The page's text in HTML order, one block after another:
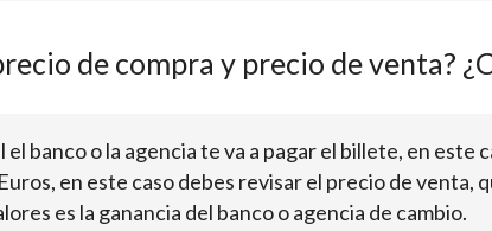
de compra y precio de venta?
banco o la agencia te va a pagar el billete, en este
en este caso debes revisar el precio de venta,
es la ganancia del banco o agencia de cambio.